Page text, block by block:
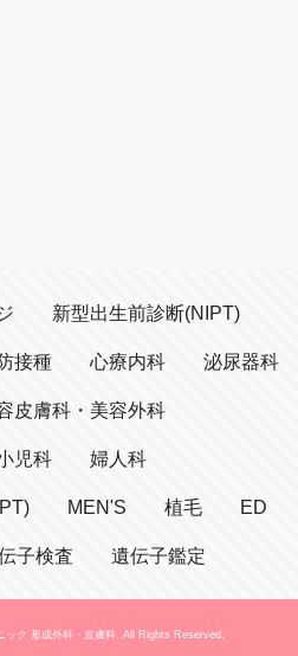
新型出生前診断(NIPT)
接種 心療内科 泌尿器科
皮膚科・美容外科
児科 婦人科
MEN'S 植毛 ED
子検査 遺伝子鑑定
ク 形成外科・皮膚科. All Rights Reserved.